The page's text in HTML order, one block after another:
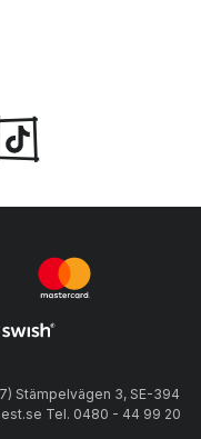
Stämpelvägen 3, SE-394
Tel. 0480 - 44 99 20